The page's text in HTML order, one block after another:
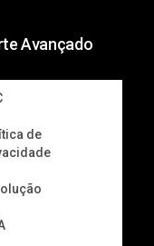
Avançado
de